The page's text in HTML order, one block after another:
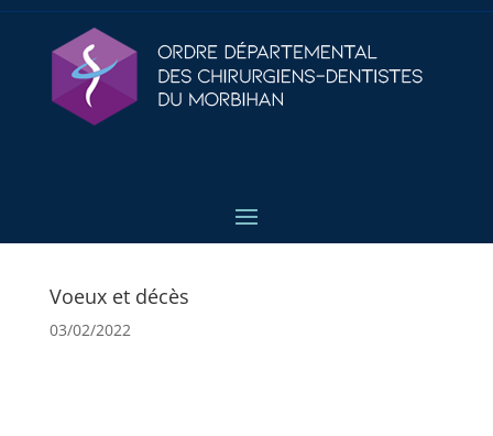
Voeux et décès
03/02/2022